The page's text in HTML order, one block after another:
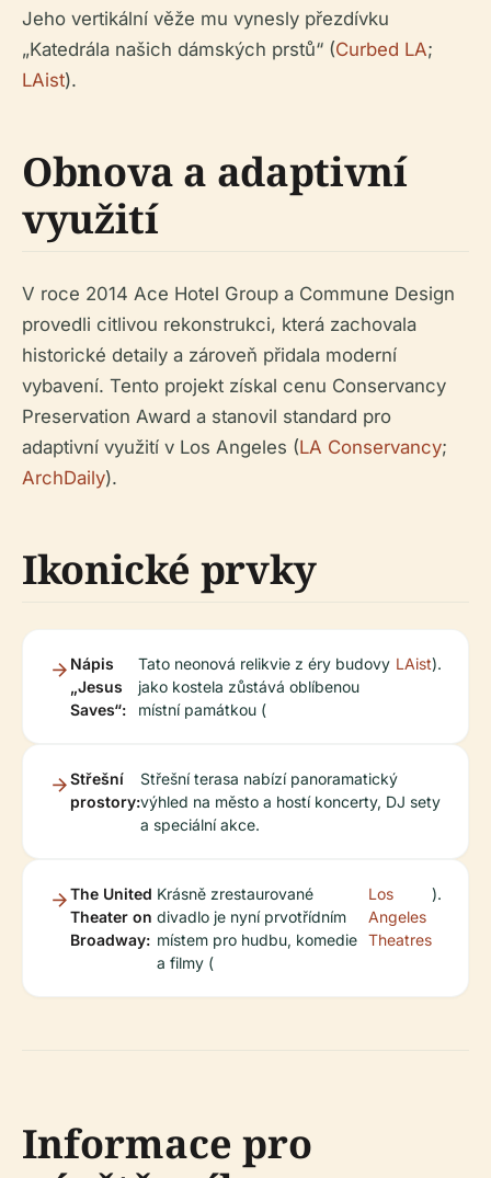
Jeho vertikální věže mu vynesly přezdívku
„Katedrála našich dámských prstů“ (Curbed LA;
LAist).
Obnova a adaptivní
využití
V roce 2014 Ace Hotel Group a Commune Design
provedli citlivou rekonstrukci, která zachovala
historické detaily a zároveň přidala moderní
vybavení. Tento projekt získal cenu Conservancy
Preservation Award a stanovil standard pro
adaptivní využití v Los Angeles (LA Conservancy;
ArchDaily).
Ikonické prvky
Nápis
„Jesus
Saves“:
Tato neonová relikvie z éry budovy
jako kostela zůstává oblíbenou
místní památkou (
LAist).
Střešní
prostory:
Střešní terasa nabízí panoramatický
výhled na město a hostí koncerty, DJ sety
a speciální akce.
The United
Theater on
Broadway:
Krásně zrestaurované
divadlo je nyní prvotřídním
místem pro hudbu, komedie
a filmy (
Los
Angeles
Theatres
).
Informace pro